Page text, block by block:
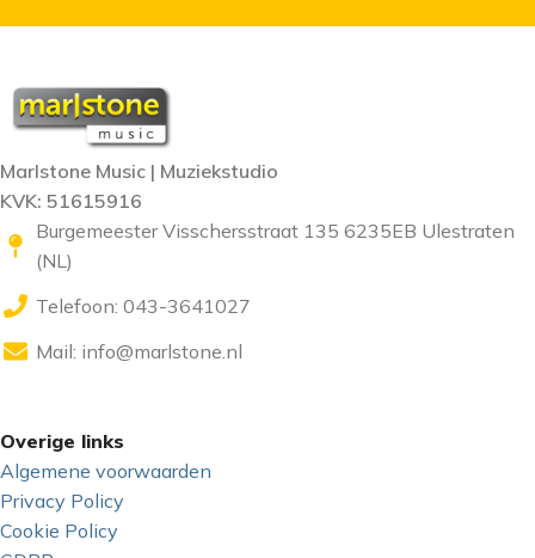
Marlstone Music | Muziekstudio
KVK: 51615916
Burgemeester Visschersstraat 135 6235EB Ulestraten
(NL)
Telefoon: 043-3641027
Mail: info@marlstone.nl
Overige links
Algemene voorwaarden
Privacy Policy
Cookie Policy